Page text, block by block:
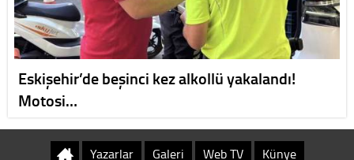
Eskişehir’de beşinci kez alkollü yakalandı!
Motosi…
Yazarlar Galeri Web TV Künye